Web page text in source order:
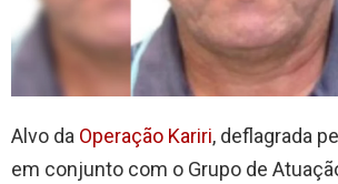
Alvo da Operação Kariri, deflagrada
em conjunto com o Grupo de